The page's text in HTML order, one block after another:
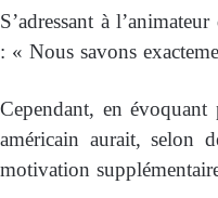
S’adressant à
: « Nous savons
Cependant, en
américain aurait, selon
motivation